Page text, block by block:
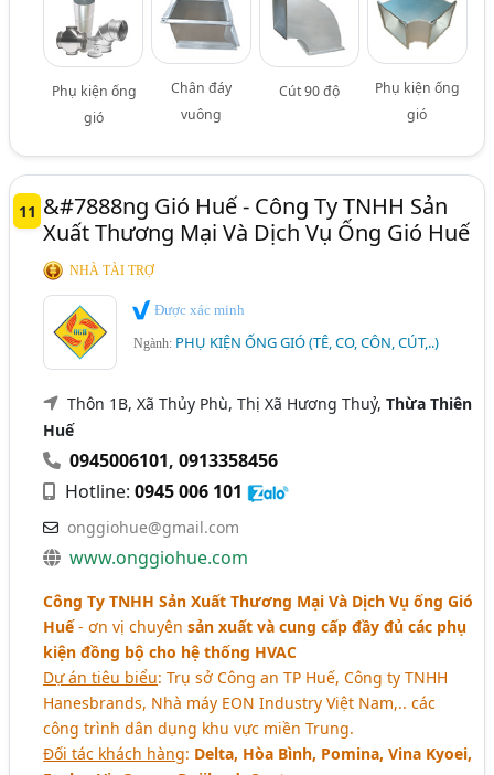
Phụ kiện ống
gió
Chân đáy
vuông
Cút 90 độ
Phụ kiện ống
gió
11 &#7888ng Gió Huế - Công Ty TNHH Sản
Xuất Thương Mại Và Dịch Vụ Ống Gió Huế
NHÀ TÀI TRỢ
Được xác minh
Ngành: PHỤ KIỆN ỐNG GIÓ (TÊ, CO, CÔN, CÚT,..)
Thôn 1B, Xã Thủy Phù, Thị Xã Hương Thuỷ,Thừa Thiên
Huế
0945006101,0913358456
Hotline:0945 006 101
onggiohue@gmail.com
www.onggiohue.com
Công Ty TNHH Sản Xuất Thương Mại Và Dịch Vụ ống Gió
Huế- ơn vị chuyênsản xuất và cung cấp đầy đủ các phụ
kiện đồng bộ cho hệ thống HVAC
Dự án tiêu biểu: Trụ sở Công an TP Huế, Công ty TNHH
Hanesbrands, Nhà máy EON Industry Việt Nam,.. các
công trình dân dụng khu vực miền Trung.
Đối tác khách hàng: Delta, Hòa Bình, Pomina, Vina Kyoei,